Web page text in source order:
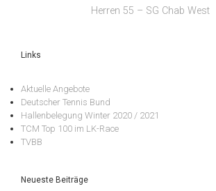
Herren 55 – SG Chab West
Links
Aktuelle Angebote
Deutscher Tennis Bund
Hallenbelegung Winter 2020 / 2021
TCM Top 100 im LK-Race
TVBB
Neueste Beiträge